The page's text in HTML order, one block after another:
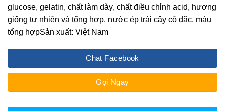
glucose, gelatin, chất làm dày, chất điều chỉnh acid, hương
giống tự nhiên và tổng hợp, nước ép trái cây cô đặc, màu
tổng hợpSản xuất: Việt Nam
Chat Facebook
Gọi Ngay